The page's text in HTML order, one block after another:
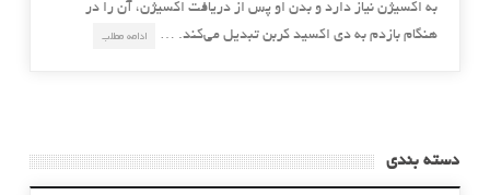
به اکسیژن نیاز دارد و بدن او پس از دریافت اکسیژن، آن را در
هنگام بازدم به دی اکسید کربن تبدیل می‌کند. …
ادامه مطلب
دسته بندی